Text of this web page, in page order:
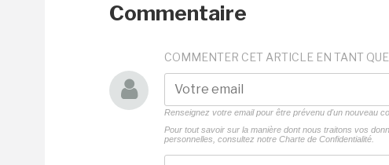
Commentaire
COMMENTER CET ARTICLE EN TANT QUE
Renseignez votre email pour être prévenu d'un nouveau
Pour tout savoir sur la manière dont nous traitons vos
personnelles, consultez notre Charte de Confidentialité.